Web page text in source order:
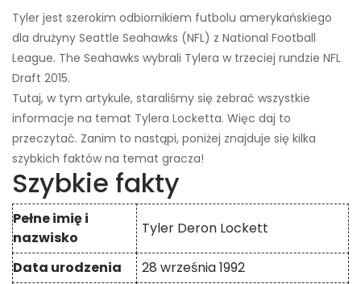
Tyler jest szerokim odbiornikiem futbolu amerykańskiego
dla drużyny Seattle Seahawks (NFL) z National Football
League. The Seahawks wybrali Tylera w trzeciej rundzie NFL
Draft 2015.
Tutaj, w tym artykule, staraliśmy się zebrać wszystkie
informacje na temat Tylera Locketta. Więc daj to
przeczytać. Zanim to nastąpi, poniżej znajduje się kilka
szybkich faktów na temat gracza!
Szybkie fakty
Pełne imię i
nazwisko
Tyler Deron Lockett
Data urodzenia
28 września 1992